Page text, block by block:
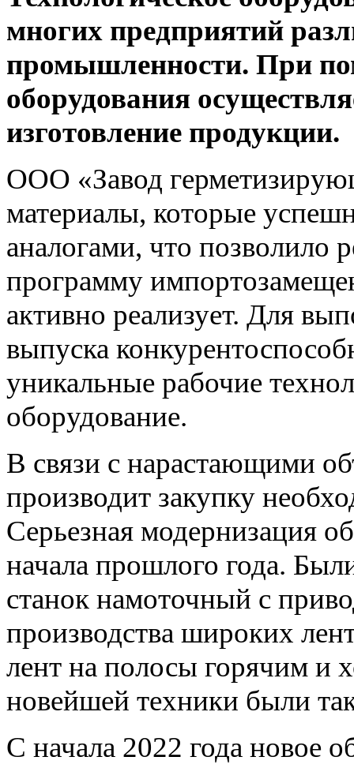
многих предприятий
промышленности. При
оборудования
изготовление продукции.
ООО «Завод
материалы, которые
аналогами, что позволило
программу
активно реализует. Для
выпуска
уникальные рабочие
оборудование.
В связи с нарастающими
производит закупку
Серьезная модернизация
начала прошлого года.
станок намоточный с
производства широких
лент на полосы горячим
новейшей техники были
С начала 2022 года новое